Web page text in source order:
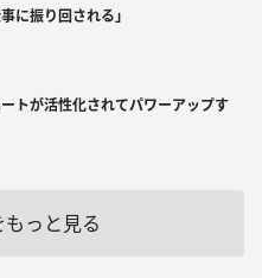
に振り回される」
トが活性化されてパワーアップす
っと見る